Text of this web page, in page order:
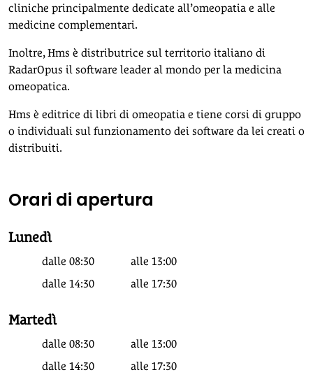
cliniche principalmente dedicate all’omeopatia e alle
medicine complementari.
Inoltre, Hms è distributrice sul territorio italiano di
RadarOpus il software leader al mondo per la medicina
omeopatica.
Hms è editrice di libri di omeopatia e tiene corsi di gruppo
o individuali sul funzionamento dei software da lei creati o
distribuiti.
Orari di apertura
Lunedì
dalle 08:30 alle 13:00
dalle 14:30 alle 17:30
Martedì
dalle 08:30 alle 13:00
dalle 14:30 alle 17:30